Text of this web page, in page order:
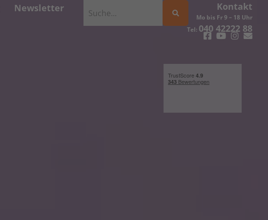
Newsletter
Tel: 040 42222 88
Mo bis Fr 9 – 18 Uhr
Kontakt